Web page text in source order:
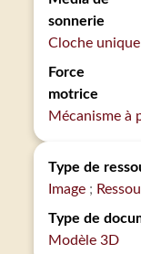
sonnerie
Cloche unique
Force
motrice
Mécanisme à
Type de
Image
Type de
Modèle 3D